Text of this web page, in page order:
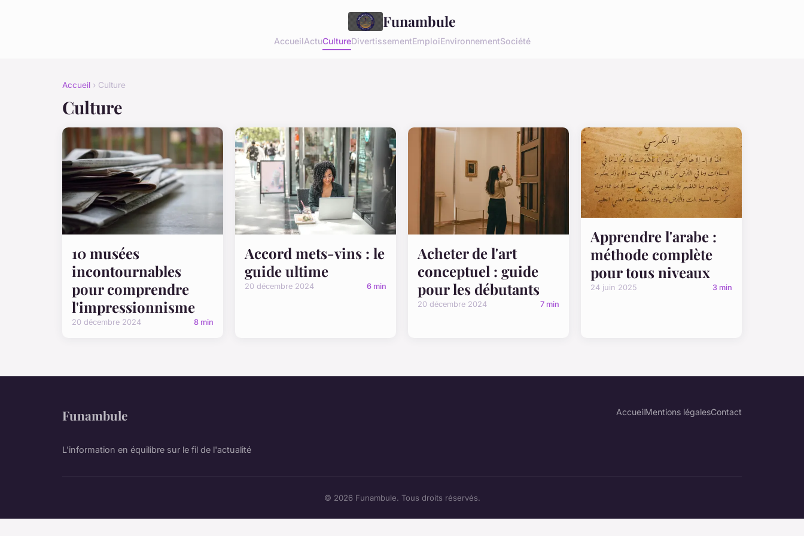
Funambule
AccueilActuCultureDivertissementEmploiEnvironnementSociété
Accueil › Culture
Culture
10 musées
incontournables
pour comprendre
l'impressionnisme
20 décembre 2024 8 min
Accord mets-vins : le
guide ultime
20 décembre 2024 6 min
Acheter de l'art
conceptuel : guide
pour les débutants
20 décembre 2024 7 min
Apprendre l'arabe :
méthode complète
pour tous niveaux
24 juin 2025 3 min
Funambule
L'information en équilibre sur le fil de l'actualité
AccueilMentions légalesContact
© 2026 Funambule. Tous droits réservés.